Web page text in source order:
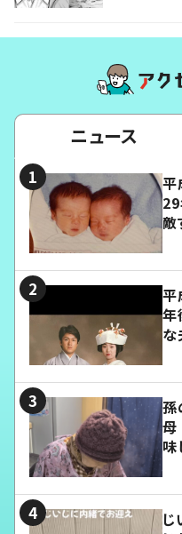
ニュース
平
29
敵
平
年
な
孫
母
味